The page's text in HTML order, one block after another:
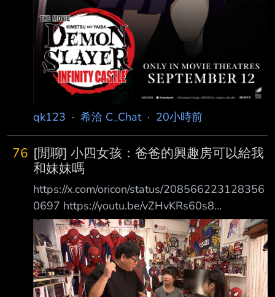
qk123 · 希洽 C_Chat· 20小時前
76 [閒聊] 小四女孩：爸爸的興趣房可以給我
和妹妹嗎
https://x.com/oricon/status/208566223128356
0697 https://youtu.be/vZHvKRs60s8
https://pbs.twimg.com/media/HPGTASWbcAA
2Kat.jpg https://i.meee.com.tw/kr1dUx6.png 日
綜 小四女孩的委託 她和妹妹都住同一個房間，
漸漸長大後想要一人一間房間 家裡的二樓，爸
爸一個人佔了兩間 一間擺滿自己的收藏，各種